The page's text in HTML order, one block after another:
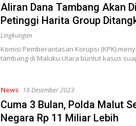
Aliran Dana Tambang Akan
Petinggi Harita Group
Lingkungan
Komisi Pemberantasan Korupsi (KPK)
tambang di Maluku Utara buntut kasus
News 18 Desember 2023
Cuma 3 Bulan, Polda Malut
Negara Rp 11 Miliar Lebih